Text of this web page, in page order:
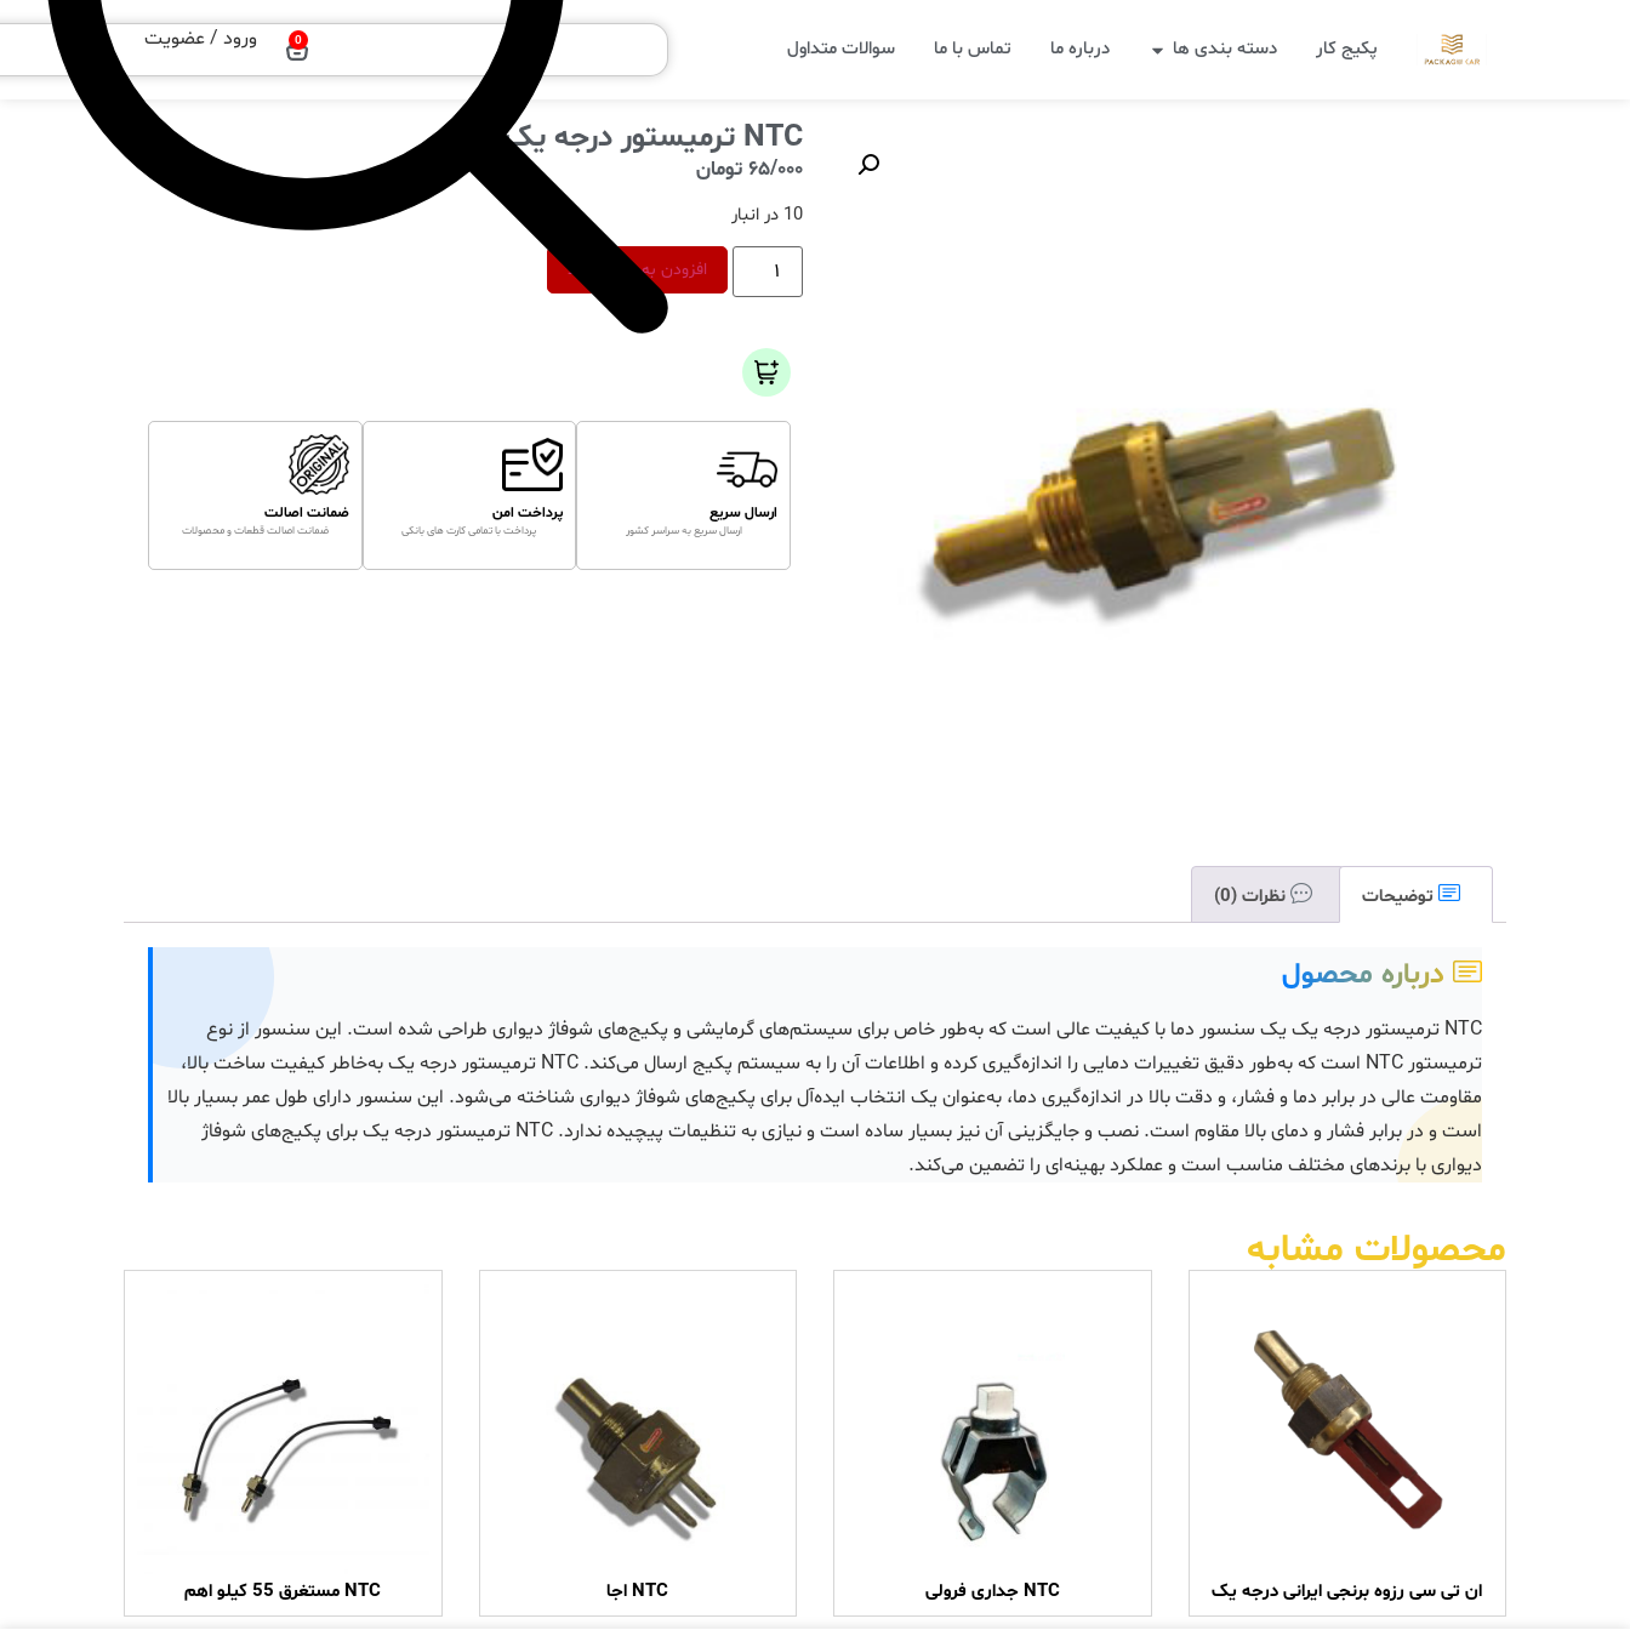
پکیج کار دسته بندی ها درباره ما تماس با ما سوالات متداول 0 ورود / عضویت
NTC ترمیستور درجه یک
65/000 تومان
10 در انبار
افزودن به سبد خرید
ارسال سریع
ارسال سریع به سراسر کشور
پرداخت امن
پرداخت با تمامی کارت های بانکی
ضمانت اصالت
ضمانت اصالت قطعات و محصولات
توضیحات نظرات (0)
درباره محصول
NTC ترمیستور درجه یک یک سنسور دما با کیفیت عالی است که به‌طور خاص برای سیستم‌های گرمایشی و پکیج‌های شوفاژ دیواری طراحی شده است. این سنسور از نوع
ترمیستور NTC است که به‌طور دقیق تغییرات دمایی را اندازه‌گیری کرده و اطلاعات آن را به سیستم پکیج ارسال می‌کند. NTC ترمیستور درجه یک به‌خاطر کیفیت ساخت بالا،
مقاومت عالی در برابر دما و فشار، و دقت بالا در اندازه‌گیری دما، به‌عنوان یک انتخاب ایده‌آل برای پکیج‌های شوفاژ دیواری شناخته می‌شود. این سنسور دارای طول عمر بسیار بالا
است و در برابر فشار و دمای بالا مقاوم است. نصب و جایگزینی آن نیز بسیار ساده است و نیازی به تنظیمات پیچیده ندارد. NTC ترمیستور درجه یک برای پکیج‌های شوفاژ
دیواری با برندهای مختلف مناسب است و عملکرد بهینه‌ای را تضمین می‌کند.
محصولات مشابه
ان تی سی رزوه برنجی ایرانی درجه یک NTC جداری فرولی NTC اجا NTC مستغرق 55 کیلو اهم